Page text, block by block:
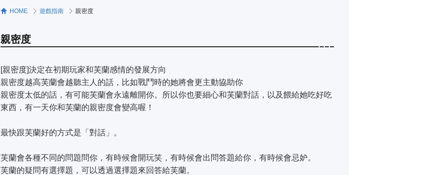
HOME 遊戲指南 親密度
親密度
[親密度]決定在初期玩家和芙蘭感情的發展方向
親密度越高芙蘭會越聽主人的話，比如戰鬥時的她將會更主動協助你
親密度太低的話，有可能芙蘭會永遠離開你。所以你也要細心和芙蘭對話，以及餵給她吃好吃
東西，有一天你和芙蘭的親密度會變高喔！
最快跟芙蘭好的方式是「對話」。
芙蘭會各種不同的問題問你，有時候會開玩笑，有時候會出問答題給你，有時候會忌妒。
芙蘭的疑問有選擇題，可以透過選擇題來回答給芙蘭。